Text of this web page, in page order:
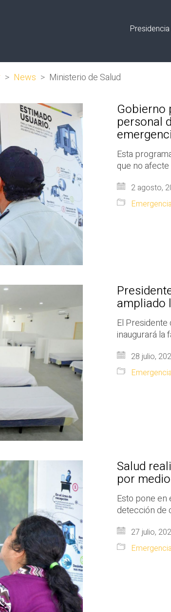
Presidencia
> News > Ministerio de Salud
Gobierno
personal
Esta
que no
2 agosto,
ampliado
El
inaugurará la
28 julio,
Salud
por
Esto pone en
detección de
27 julio,